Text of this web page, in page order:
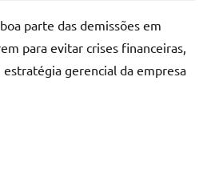
parte das demissões em
para evitar crises financeiras,
gerencial da empresa